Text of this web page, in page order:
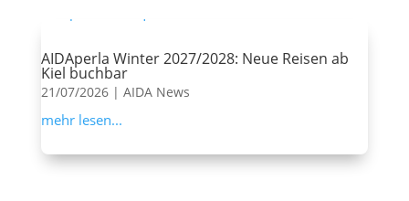
AIDAperla Winter 2027/2028: Neue Reisen ab
Kiel buchbar
21/07/2026| AIDA News
mehr lesen...